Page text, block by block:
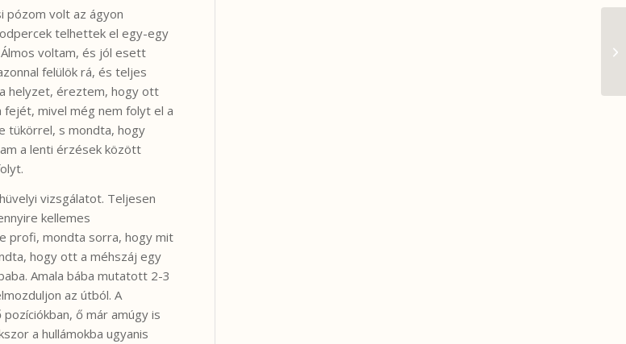
pózom volt az ágyon
telhettek el egy-egy
voltam, és jól esett
felülök rá, és teljes
helyzet, éreztem, hogy ott
fejét, mivel még nem folyt el a
tükörrel, s mondta, hogy
a lenti érzések között
vizsgálatot. Teljesen
kellemes
profi, mondta sorra, hogy mit
hogy ott a méhszáj egy
Amala bába mutatott 2-3
az útból. A
ő már amúgy is
a hullámokba ugyanis